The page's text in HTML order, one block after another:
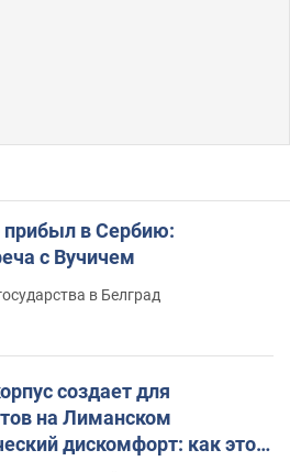
прибыл в Сербию:
с Вучичем
в Белград
создает для
на Лиманском
дискомфорт: как это